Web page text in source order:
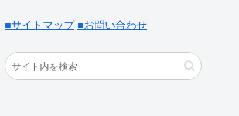
■サイトマップ ■お問い合わせ